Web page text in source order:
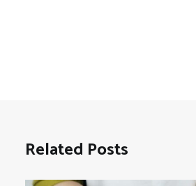
Related Posts